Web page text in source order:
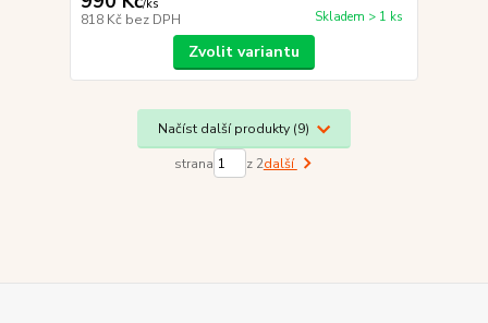
/ks
818 Kč bez DPH Skladem > 1 ks
Zvolit variantu
Načíst další produkty (9)
strana z 2další